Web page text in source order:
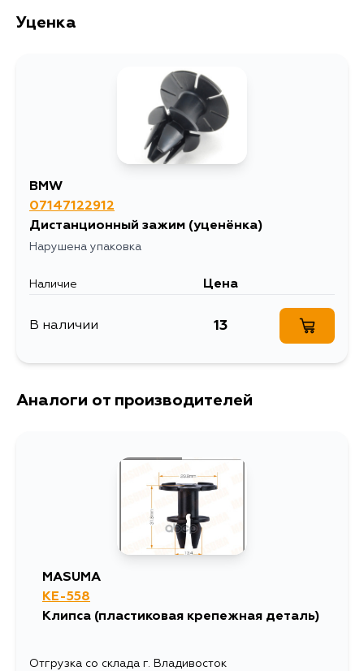
Уценка
BMW
07147122912
Дистанционный зажим (уценёнка)
Нарушена упаковка
Наличие Цена
В наличии 13
Аналоги от производителей
MASUMA
KE-558
Клипса (пластиковая крепежная деталь)
Отгрузка со склада г. Владивосток